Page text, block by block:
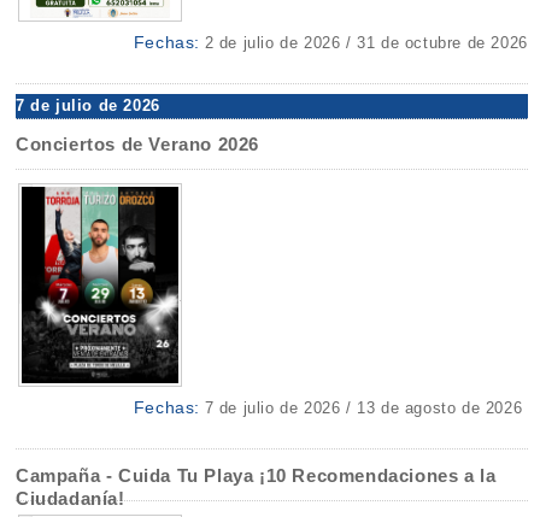
Fechas: 2 de julio de 2026 / 31 de octubre de 2026
7 de julio de 2026
Conciertos de Verano 2026
Fechas: 7 de julio de 2026 / 13 de agosto de 2026
Campaña - Cuida Tu Playa ¡10 Recomendaciones a la
Ciudadanía!